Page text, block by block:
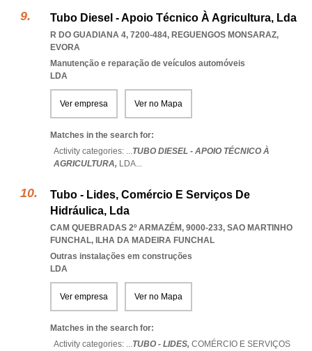
Tubo Diesel - Apoio Técnico À Agricultura, Lda
R DO GUADIANA 4, 7200-484, REGUENGOS MONSARAZ,
EVORA
Manutenção e reparação de veículos automóveis
LDA
Ver empresa Ver no Mapa
Matches in the search for:
Activity categories: ...TUBO DIESEL - APOIO TÉCNICO À
AGRICULTURA, LDA...
Tubo - Lides, Comércio E Serviços De
Hidráulica, Lda
CAM QUEBRADAS 2º ARMAZÉM, 9000-233, SAO MARTINHO
FUNCHAL, ILHA DA MADEIRA FUNCHAL
Outras instalações em construções
LDA
Ver empresa Ver no Mapa
Matches in the search for:
Activity categories: ...TUBO - LIDES, COMÉRCIO E SERVIÇOS